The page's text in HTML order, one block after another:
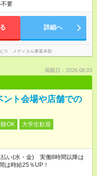
要
詳細へ
ス メディカル事業本部
掲載日：2026.08.03
ント会場や店舗での
OK
大学生歓迎
い(水・金) 実働8時間以降は
は時給25％UP！